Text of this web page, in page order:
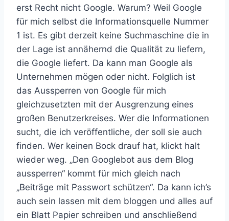
erst Recht nicht Google. Warum? Weil Google
für mich selbst die Informationsquelle Nummer
1 ist. Es gibt derzeit keine Suchmaschine die in
der Lage ist annähernd die Qualität zu liefern,
die Google liefert. Da kann man Google als
Unternehmen mögen oder nicht. Folglich ist
das Aussperren von Google für mich
gleichzusetzten mit der Ausgrenzung eines
großen Benutzerkreises. Wer die Informationen
sucht, die ich veröffentliche, der soll sie auch
finden. Wer keinen Bock drauf hat, klickt halt
wieder weg. „Den Googlebot aus dem Blog
aussperren“ kommt für mich gleich nach
„Beiträge mit Passwort schützen“. Da kann ich’s
auch sein lassen mit dem bloggen und alles auf
ein Blatt Papier schreiben und anschließend